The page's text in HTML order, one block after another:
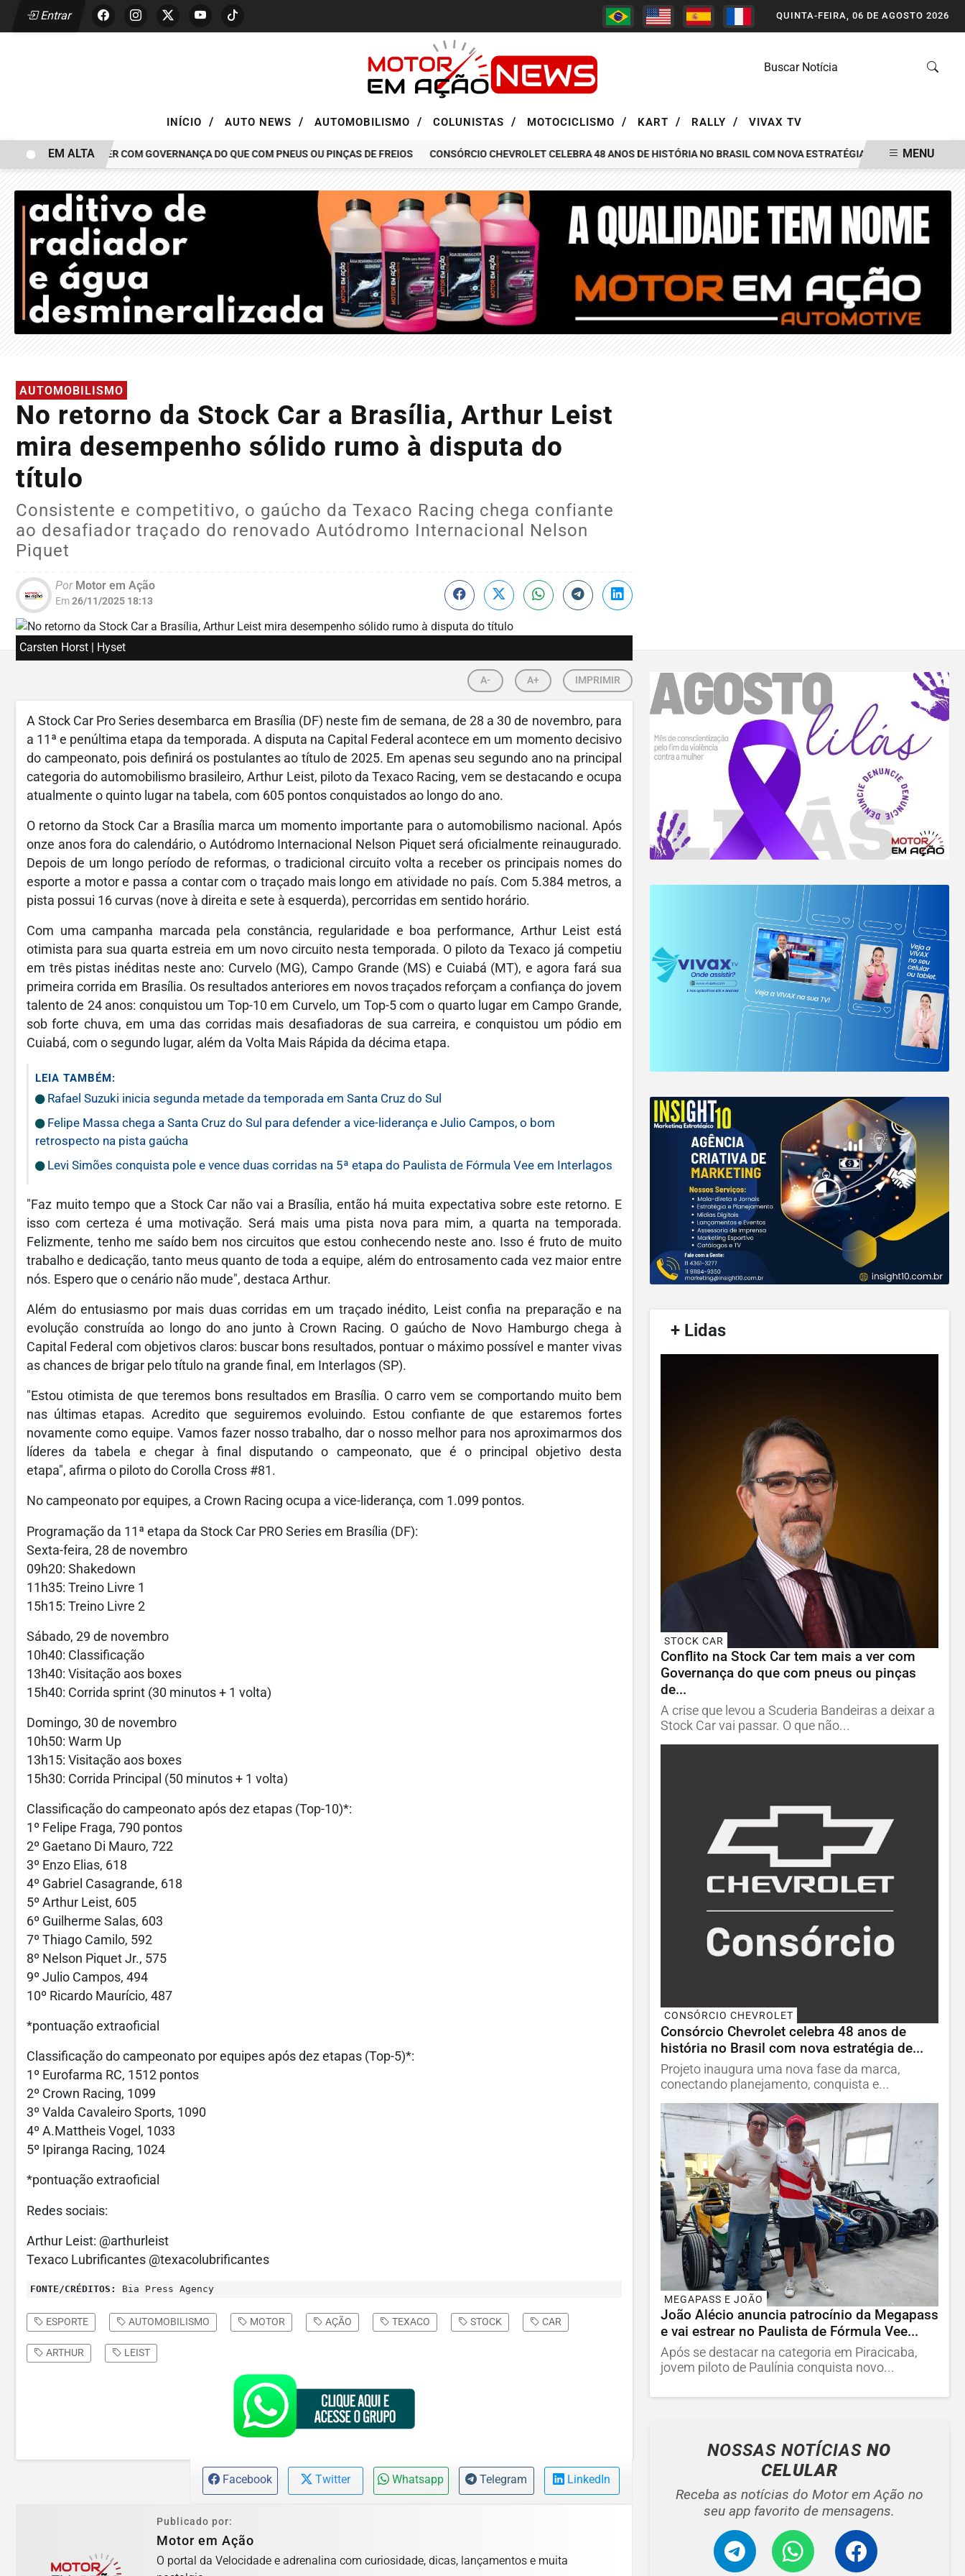
Entrar QUINTA-FEIRA, 06 DE AGOSTO 2026
INÍCIO / AUTO NEWS / AUTOMOBILISMO / COLUNISTAS / MOTOCICLISMO / KART / RALLY / VIVAX TV
TEM MAIS A VER COM GOVERNANÇA DO QUE COM PNEUS OU PINÇAS DE FREIOS CONSÓRCIO CHEVROLET CELEBRA 48 ANOS DE HISTÓRIA NO BRASIL COM NOVA ESTRATÉGIA DE MÍDIA FEITA PELA
EM ALTA MENU
AUTOMOBILISMO
No retorno da Stock Car a Brasília, Arthur Leist
mira desempenho sólido rumo à disputa do
título
Consistente e competitivo, o gaúcho da Texaco Racing chega confiante
ao desafiador traçado do renovado Autódromo Internacional Nelson
Piquet
PorMotor em Ação
Em26/11/2025 18:13
Carsten Horst | Hyset
A- A+ IMPRIMIR
A Stock Car Pro Series desembarca em Brasília (DF) neste fim de semana, de 28 a 30 de novembro, para
a 11ª e penúltima etapa da temporada. A disputa na Capital Federal acontece em um momento decisivo
do campeonato, pois definirá os postulantes ao título de 2025. Em apenas seu segundo ano na principal
categoria do automobilismo brasileiro, Arthur Leist, piloto da Texaco Racing, vem se destacando e ocupa
atualmente o quinto lugar na tabela, com 605 pontos conquistados ao longo do ano.
O retorno da Stock Car a Brasília marca um momento importante para o automobilismo nacional. Após
onze anos fora do calendário, o Autódromo Internacional Nelson Piquet será oficialmente reinaugurado.
Depois de um longo período de reformas, o tradicional circuito volta a receber os principais nomes do
esporte a motor e passa a contar com o traçado mais longo em atividade no país. Com 5.384 metros, a
pista possui 16 curvas (nove à direita e sete à esquerda), percorridas em sentido horário.
Com uma campanha marcada pela constância, regularidade e boa performance, Arthur Leist está
otimista para sua quarta estreia em um novo circuito nesta temporada. O piloto da Texaco já competiu
em três pistas inéditas neste ano: Curvelo (MG), Campo Grande (MS) e Cuiabá (MT), e agora fará sua
primeira corrida em Brasília. Os resultados anteriores em novos traçados reforçam a confiança do jovem
talento de 24 anos: conquistou um Top-10 em Curvelo, um Top-5 com o quarto lugar em Campo Grande,
sob forte chuva, em uma das corridas mais desafiadoras de sua carreira, e conquistou um pódio em
Cuiabá, com o segundo lugar, além da Volta Mais Rápida da décima etapa.
LEIA TAMBÉM:
Rafael Suzuki inicia segunda metade da temporada em Santa Cruz do Sul
Felipe Massa chega a Santa Cruz do Sul para defender a vice-liderança e Julio Campos, o bom
retrospecto na pista gaúcha
Levi Simões conquista pole e vence duas corridas na 5ª etapa do Paulista de Fórmula Vee em Interlagos
"Faz muito tempo que a Stock Car não vai a Brasília, então há muita expectativa sobre este retorno. E
isso com certeza é uma motivação. Será mais uma pista nova para mim, a quarta na temporada.
Felizmente, tenho me saído bem nos circuitos que estou conhecendo neste ano. Isso é fruto de muito
trabalho e dedicação, tanto meus quanto de toda a equipe, além do entrosamento cada vez maior entre
nós. Espero que o cenário não mude", destaca Arthur.
Além do entusiasmo por mais duas corridas em um traçado inédito, Leist confia na preparação e na
evolução construída ao longo do ano junto à Crown Racing. O gaúcho de Novo Hamburgo chega à
Capital Federal com objetivos claros: buscar bons resultados, pontuar o máximo possível e manter vivas
as chances de brigar pelo título na grande final, em Interlagos (SP).
"Estou otimista de que teremos bons resultados em Brasília. O carro vem se comportando muito bem
nas últimas etapas. Acredito que seguiremos evoluindo. Estou confiante de que estaremos fortes
novamente como equipe. Vamos fazer nosso trabalho, dar o nosso melhor para nos aproximarmos dos
líderes da tabela e chegar à final disputando o campeonato, que é o principal objetivo desta
etapa", afirma o piloto do Corolla Cross #81.
No campeonato por equipes, a Crown Racing ocupa a vice-liderança, com 1.099 pontos.
Programação da 11ª etapa da Stock Car PRO Series em Brasília (DF):
Sexta-feira, 28 de novembro
09h20: Shakedown
11h35: Treino Livre 1
15h15: Treino Livre 2
Sábado, 29 de novembro
10h40: Classificação
13h40: Visitação aos boxes
15h40: Corrida sprint (30 minutos + 1 volta)
Domingo, 30 de novembro
10h50: Warm Up
13h15: Visitação aos boxes
15h30: Corrida Principal (50 minutos + 1 volta)
Classificação do campeonato após dez etapas (Top-10)*:
1º Felipe Fraga, 790 pontos
2º Gaetano Di Mauro, 722
3º Enzo Elias, 618
4º Gabriel Casagrande, 618
5º Arthur Leist, 605
6º Guilherme Salas, 603
7º Thiago Camilo, 592
8º Nelson Piquet Jr., 575
9º Julio Campos, 494
10º Ricardo Maurício, 487
*pontuação extraoficial
Classificação do campeonato por equipes após dez etapas (Top-5)*:
1º Eurofarma RC, 1512 pontos
2º Crown Racing, 1099
3º Valda Cavaleiro Sports, 1090
4º A.Mattheis Vogel, 1033
5º Ipiranga Racing, 1024
*pontuação extraoficial
Redes sociais:
Arthur Leist: @arthurleist
Texaco Lubrificantes @texacolubrificantes
FONTE/CRÉDITOS: Bia Press Agency
ESPORTE AUTOMOBILISMO MOTOR AÇÃO TEXACO STOCK CAR
ARTHUR LEIST
Facebook Twitter Whatsapp Telegram LinkedIn
Publicado por:
Motor em Ação
O portal da Velocidade e adrenalina com curiosidade, dicas, lançamentos e muita
+ Lidas
STOCK CAR
Conflito na Stock Car tem mais a ver com
Governança do que com pneus ou pinças
de...
A crise que levou a Scuderia Bandeiras a deixar a
Stock Car vai passar. O que não...
CONSÓRCIO CHEVROLET
Consórcio Chevrolet celebra 48 anos de
história no Brasil com nova estratégia de...
Projeto inaugura uma nova fase da marca,
conectando planejamento, conquista e...
MEGAPASS E JOÃO
João Alécio anuncia patrocínio da Megapass
e vai estrear no Paulista de Fórmula Vee...
Após se destacar na categoria em Piracicaba,
jovem piloto de Paulínia conquista novo...
NOSSAS NOTÍCIASNO
CELULAR
Receba as notícias do Motor em Ação no
seu app favorito de mensagens.